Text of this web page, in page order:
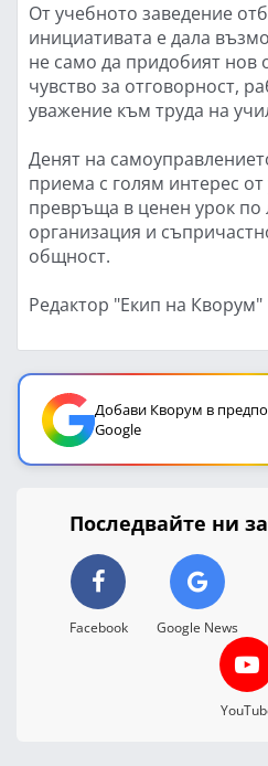
От учебното заведение
инициативата е дала
не само да придобият нов
чувство за отговорност,
уважение към труда на
Денят на
приема с голям интерес
превръща в ценен урок по
организация и
общност.
Редактор "Екип на Кворум"
Добави Кворум в
Google
Последвайте ни
Facebook Google News